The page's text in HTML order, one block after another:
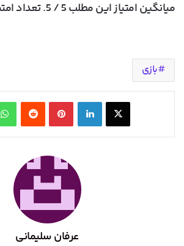
میانگین امتیاز این مطلب5/ 5. تعداد امتیازات
بازی
X لینکدین ‫پین‌ترست‫رددیت
عرفان سلیمانی